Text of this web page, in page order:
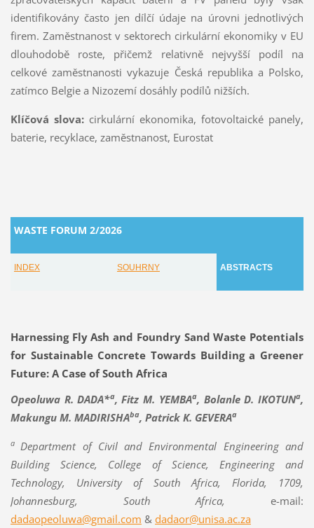
identifikovány často jen dílčí údaje na úrovni jednotlivých
firem. Zaměstnanost v sektorech cirkulární ekonomiky v EU
dlouhodobě roste, přičemž relativně nejvyšší podíl na
celkové zaměstnanosti vykazuje Česká republika a Polsko,
zatímco Belgie a Nizozemí dosáhly podílů nižších.
Klíčová slova: cirkulární ekonomika, fotovoltaické panely,
baterie, recyklace, zaměstnanost, Eurostat
WASTE FORUM 2/2026
INDEX SOUHRNY ABSTRACTS
Harnessing Fly Ash and Foundry Sand Waste Potentials
for Sustainable Concrete Towards Building a Greener
Future: A Case of South Africa
Opeoluwa R. DADA*a, Fitz M. YEMBAa, Bolanle D. IKOTUNa,
Makungu M. MADIRISHAba, Patrick K. GEVERAa
a Department of Civil and Environmental Engineering and
Building Science, College of Science, Engineering and
Technology, University of South Africa, Florida, 1709,
Johannesburg, South Africa, e-mail:
dadaopeoluwa@gmail.com & dadaor@unisa.ac.za